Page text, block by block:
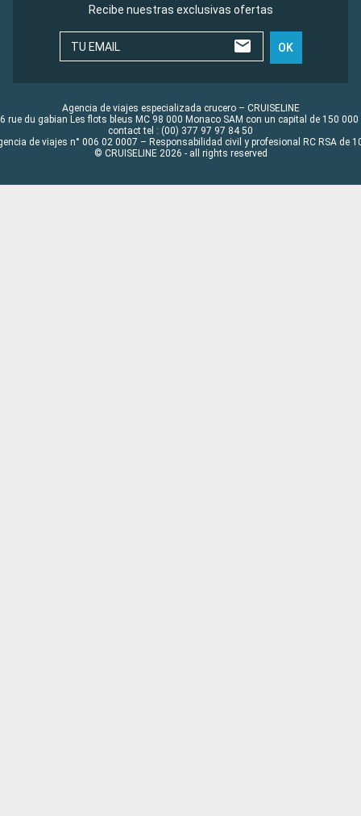
Recibe nuestras exclusivas ofertas
TU EMAIL OK
Agencia de viajes especializada crucero – CRUISELINE
rue du gabian Les flots bleus MC 98 000 Monaco SAM con un capital de 150 000
contact tel : (00) 377 97 97 84 50
de viajes n° 006 02 0007 – Responsabilidad civil y profesional RC RSA de
© CRUISELINE 2026 - all rights reserved